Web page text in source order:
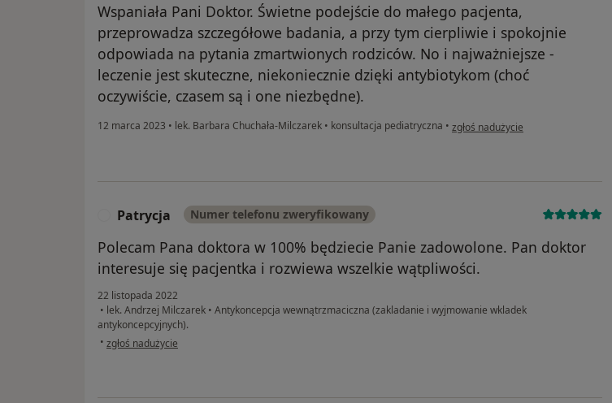
Wspaniała Pani Doktor. Świetne podejście do małego pacjenta,
przeprowadza szczegółowe badania, a przy tym cierpliwie i spokojnie
odpowiada na pytania zmartwionych rodziców. No i najważniejsze -
leczenie jest skuteczne, niekoniecznie dzięki antybiotykom (choć
oczywiście, czasem są i one niezbędne).
12 marca 2023 • lek. Barbara Chuchała-Milczarek • konsultacja pediatryczna • w opinii użytkownika Mama Michałka
zgłoś nadużycie
Patrycja Numer telefonu zweryfikowany
Polecam Pana doktora w 100% będziecie Panie zadowolone. Pan doktor
interesuje się pacjentka i rozwiewa wszelkie wątpliwości.
22 listopada 2022
• lek. Andrzej Milczarek • Antykoncepcja wewnątrzmaciczna (zakladanie i wyjmowanie wkladek
antykoncepcyjnych).
• w opinii użytkownika Patrycja
zgłoś nadużycie